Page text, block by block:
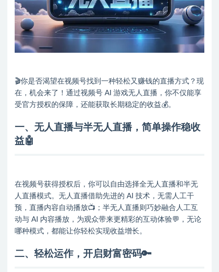
🎬你是否渴望在视频号找到一种轻松又赚钱的直播方式？现
在，机会来了！通过视频号 AI 游戏无人直播，你不仅能享
受官方授权的保障，还能获取长期稳定的收益💰。
一、无人直播与半无人直播，简单操作稳收
益🤖
在视频号获得授权后，你可以自由选择全无人直播和半无
人直播模式。无人直播借助先进的 AI 技术，无需人工干
预，直播内容自动播放📺；半无人直播则巧妙融合人工互
动与 AI 内容播放，为观众带来更精彩的互动体验💬，无论
哪种模式，都能让你轻松实现收益增长。
二、轻松运作，开启财富密码🔑